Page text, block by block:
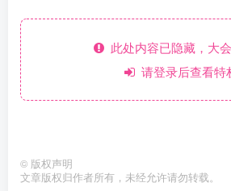
此处内容已隐藏，大
请登录后查看特
© 版权声明
文章版权归作者所有，未经允许请勿转载。